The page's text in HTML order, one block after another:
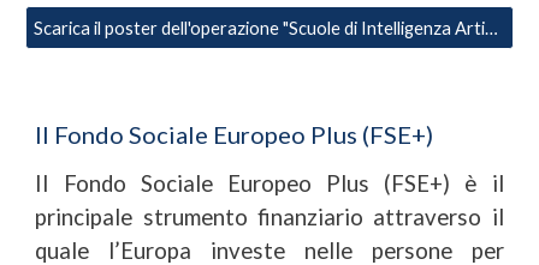
Scarica il poster dell'operazione "Scuole di Intelligenza Artificiale"
Il Fondo Sociale Europeo Plus (FSE+)
Il Fondo Sociale Europeo Plus (FSE+) è il
principale strumento finanziario attraverso il
quale l’Europa investe nelle persone per